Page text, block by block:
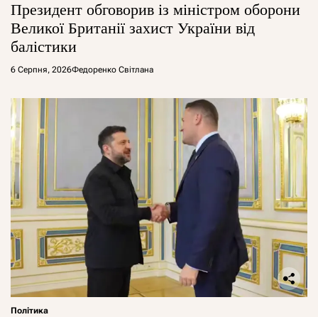
Президент обговорив із міністром оборони
Великої Британії захист України від
балістики
6 Серпня, 2026Федоренко Світлана
Політика